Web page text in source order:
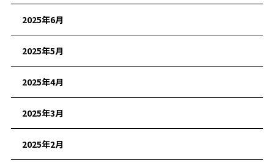
2025年6月
2025年5月
2025年4月
2025年3月
2025年2月